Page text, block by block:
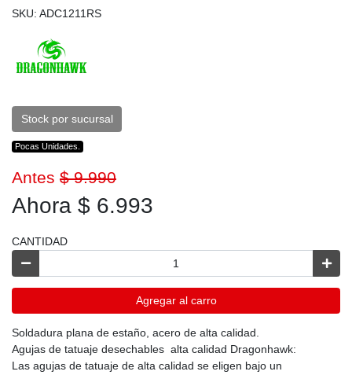
SKU: ADC1211RS
Stock por sucursal
Pocas Unidades.
Antes $ 9.990
Ahora $ 6.993
CANTIDAD
Agregar al carro
Soldadura plana de estaño, acero de alta calidad.
Agujas de tatuaje desechables alta calidad Dragonhawk:
Las agujas de tatuaje de alta calidad se eligen bajo un